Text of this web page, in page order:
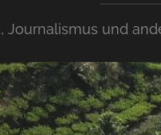
Journalismus und